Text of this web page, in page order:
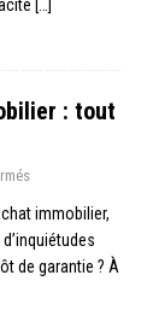
[…]
: tout
immobilier,
de garantie ? À